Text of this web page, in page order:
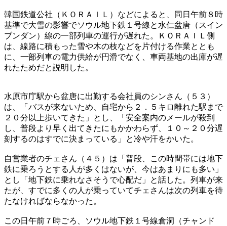
韓国鉄道公社（ＫＯＲＡＩＬ）などによると、同日午前８時
基準で大雪の影響でソウル地下鉄１号線と水仁盆唐（スイン
ブンダン）線の一部列車の運行が遅れた。ＫＯＲＡＩＬ側
は、線路に積もった雪や木の枝などを片付ける作業ととも
に、一部列車の電力供給が円滑でなく、車両基地の出庫が遅
れたためだと説明した。
水原市庁駅から盆唐に出勤する会社員のシンさん（５３）
は、「バスが来ないため、自宅から２．５キロ離れた駅まで
２０分以上歩いてきた」とし、「安全案内のメールが殺到
し、普段より早く出てきたにもかかわらず、１０～２０分遅
刻するのはすでに決まっている」と冷や汗をかいた。
自営業者のチェさん（４５）は「普段、この時間帯には地下
鉄に乗ろうとする人が多くはないが、今はあまりにも多い」
とし「地下鉄に乗れなさそうで心配だ」と話した。列車が来
たが、すでに多くの人が乗っていてチェさんは次の列車を待
たなければならなかった。
この日午前７時ごろ、ソウル地下鉄１号線倉洞（チャンド